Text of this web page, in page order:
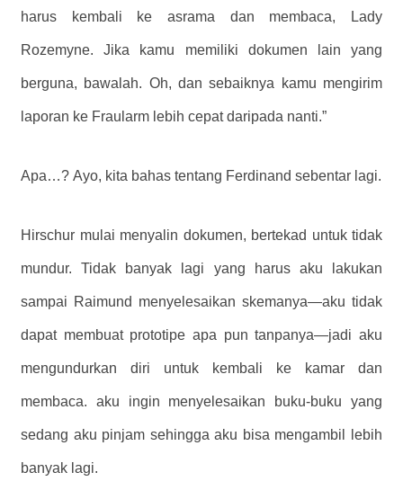
harus kembali ke asrama dan membaca, Lady
Rozemyne. Jika kamu memiliki dokumen lain yang
berguna, bawalah. Oh, dan sebaiknya kamu mengirim
laporan ke Fraularm lebih cepat daripada nanti.”
Apa…? Ayo, kita bahas tentang Ferdinand sebentar lagi.
Hirschur mulai menyalin dokumen, bertekad untuk tidak
mundur. Tidak banyak lagi yang harus aku lakukan
sampai Raimund menyelesaikan skemanya—aku tidak
dapat membuat prototipe apa pun tanpanya—jadi aku
mengundurkan diri untuk kembali ke kamar dan
membaca. aku ingin menyelesaikan buku-buku yang
sedang aku pinjam sehingga aku bisa mengambil lebih
banyak lagi.